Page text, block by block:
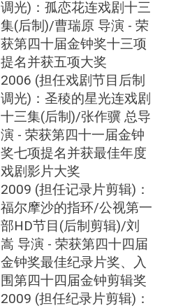
调光)：孤恋花连戏剧十三
集(后制)/曹瑞原 导演 - 荣
获第四十届金钟奖十三项
提名并获五项大奖
2006 (担任戏剧节目后制
调光)：圣稜的星光连戏剧
十三集(后制)/张作骥 总导
演 - 荣获第四十一届金钟
奖七项提名并获最佳年度
戏剧影片大奖
2009 (担任记录片剪辑)：
福尔摩沙的指环/公视第一
部HD节目(后制剪辑)/刘
嵩 导演 - 荣获第四十四届
金钟奖最佳纪录片奖、入
围第四十四届金钟剪辑奖
2009 (担任纪录片剪辑)：